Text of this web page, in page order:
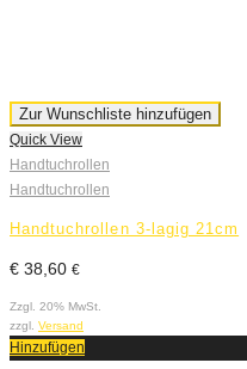
Zur Wunschliste hinzufügen
Quick View
Handtuchrollen
Handtuchrollen
Handtuchrollen 3-lagig 21cm
€ 38,60 €
Zzgl. 20% MwSt.
zzgl. Versand
Hinzufügen